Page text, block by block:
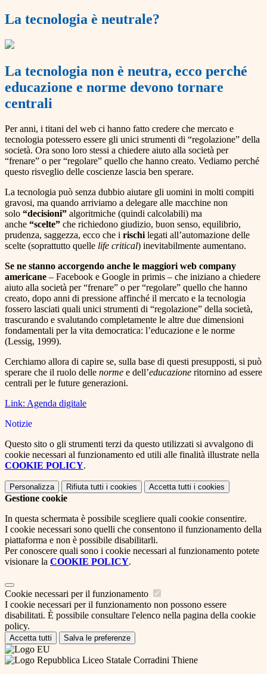
La tecnologia è neutrale?
La tecnologia non è neutra, ecco perché
educazione e norme devono tornare
centrali
Per anni, i titani del web ci hanno fatto credere che mercato e
tecnologia potessero essere gli unici strumenti di “regolazione” della
società. Ora sono loro stessi a chiedere aiuto alla società per
“frenare” o per “regolare” quello che hanno creato. Vediamo perché
questo risveglio delle coscienze lascia ben sperare.
La tecnologia può senza dubbio aiutare gli uomini in molti compiti
gravosi, ma quando arriviamo a delegare alle macchine non
solo “decisioni” algoritmiche (quindi calcolabili) ma
anche “scelte” che richiedono giudizio, buon senso, equilibrio,
prudenza, saggezza, ecco che i rischi legati all’automazione delle
scelte (soprattutto quelle life critical) inevitabilmente aumentano.
Se ne stanno accorgendo anche le maggiori web company
americane – Facebook e Google in primis – che iniziano a chiedere
aiuto alla società per “frenare” o per “regolare” quello che hanno
creato, dopo anni di pressione affinché il mercato e la tecnologia
fossero lasciati quali unici strumenti di “regolazione” della società,
trascurando e svalutando completamente le altre due dimensioni
fondamentali per la vita democratica: l’educazione e le norme
(Lessig, 1999).
Cerchiamo allora di capire se, sulla base di questi presupposti, si può
sperare che il ruolo delle norme e dell’educazione ritornino ad essere
centrali per le future generazioni.
Link: Agenda digitale
Notizie
Questo sito o gli strumenti terzi da questo utilizzati si avvalgono di
cookie necessari al funzionamento ed utili alle finalità illustrate nella
COOKIE POLICY.
Personalizza Rifiuta tutti i cookies Accetta tutti i cookies
Gestione cookie
In questa schermata è possibile scegliere quali cookie consentire.
I cookie necessari sono quelli che consentono il funzionamento della
piattaforma e non è possibile disabilitarli.
Per conoscere quali sono i cookie necessari al funzionamento potete
visionare la COOKIE POLICY.
Cookie necessari per il funzionamento
I cookie necessari per il funzionamento non possono essere
disabilitati. È possibile consultare l'elenco nella pagina della cookie
policy.
Accetta tutti Salva le preferenze
Liceo Statale Corradini Thiene